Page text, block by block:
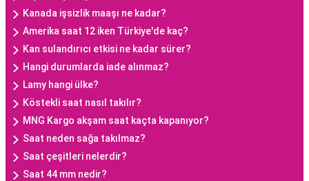
Kanada işsizlik maaşı ne kadar?
Amerika saat 12 iken Türkiye'de kaç?
Kan sulandırıcı etkisi ne kadar sürer?
Hangi durumlarda iade alınmaz?
Lamy hangi ülke?
Köstekli saat nasıl takılır?
MNG Kargo akşam saat kaçta kapanıyor?
Saat neden sağa takılmaz?
Saat çeşitleri nelerdir?
Saat 44 mm nedir?